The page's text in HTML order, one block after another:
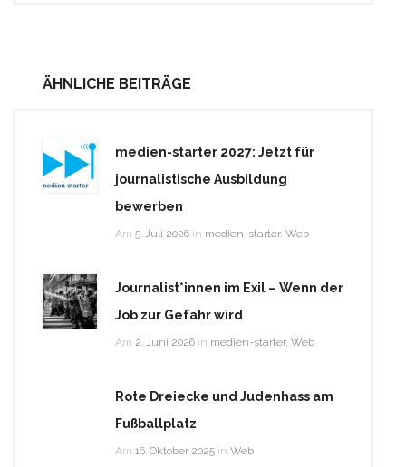
ÄHNLICHE BEITRÄGE
medien-starter 2027: Jetzt für
journalistische Ausbildung
bewerben
Am 5. Juli 2026 in medien-starter, Web
Journalist*innen im Exil – Wenn der
Job zur Gefahr wird
Am 2. Juni 2026 in medien-starter, Web
Rote Dreiecke und Judenhass am
Fußballplatz
Am 16. Oktober 2025 in Web